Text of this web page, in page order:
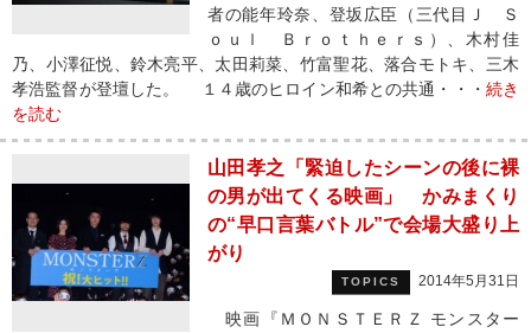
者の能年玲奈、登坂広臣（三代目Ｊ Ｓ
ｏｕｌ Ｂｒｏｔｈｅｒｓ）、木村佳
乃、小澤征悦、鈴木亮平、太田莉菜、竹富聖花、落合モトキ、三木
孝浩監督が登壇した。 １４歳のヒロイン和希との共通・・・ 続き
を読む
山田孝之「緊迫したシーンの後に裸
の男が出てくる映画」 かみまくり
の“早口言葉バトル”で会場大盛り上
がり
TOPICS 2014年5月31日
映画『ＭＯＮＳＴＥＲＺ モンスター